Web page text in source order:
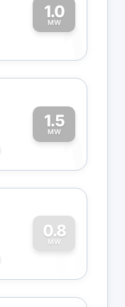
1.0
MW1
1.5
MW1
0.8
MW
0